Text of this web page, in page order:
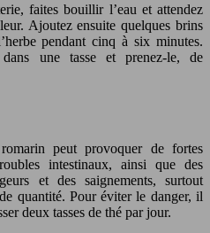
faites bouillir l’eau et attendez
Ajoutez ensuite quelques brins
pendant cinq à six minutes.
une tasse et prenez-le, de
peut provoquer de fortes
intestinaux, ainsi que des
et des saignements, surtout
quantité. Pour éviter le danger, il
deux tasses de thé par jour.